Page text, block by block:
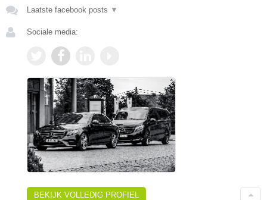
Laatste facebook posts ▼
Sociale media:
BEKIJK VOLLEDIG PROFIEL